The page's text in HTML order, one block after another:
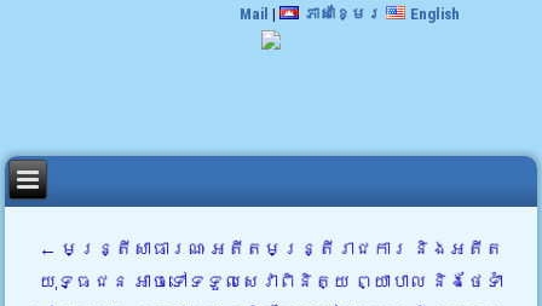
Mail | ភាសាខ្មែរ English
← មន្ត្រីសាធារណៈ អតីតមន្ត្រីរាជការ និងអតីត
យុទ្ធជន អាចទៅទទួលសេវាពិនិត្យ ព្យាបាល និងថែទាំ